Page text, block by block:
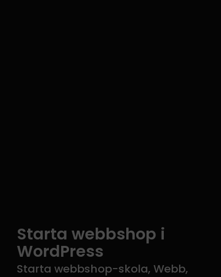
Starta webbshop i
WordPress
Starta webbshop-skola, Webb,